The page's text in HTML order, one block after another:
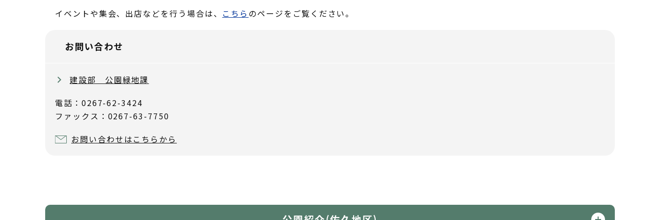
イベントや集会、出店などを行う場合は、 こちら のページをご覧ください。
お問い合わせ
建設部 公園緑地課
電話：0267-62-3424
ファックス：0267-63-7750
お問い合わせはこちらから